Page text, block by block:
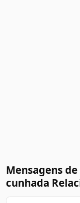
Mensagens
cunhada